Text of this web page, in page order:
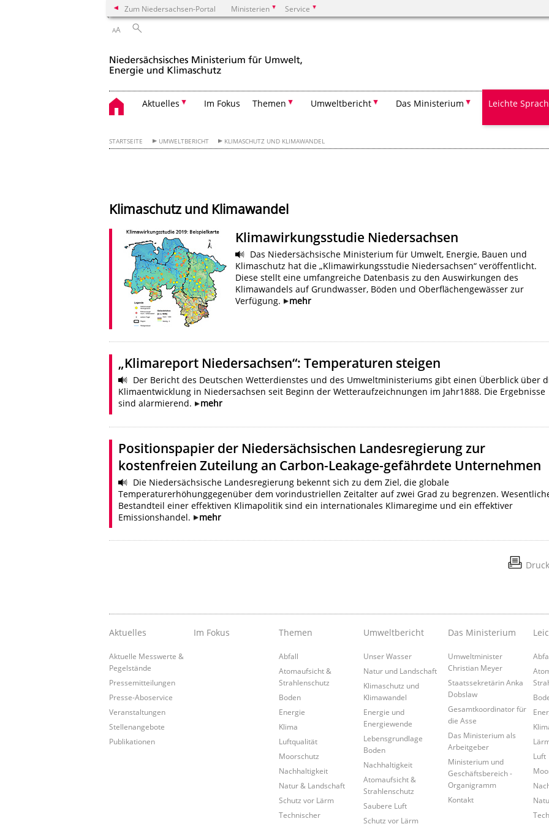
Zum Niedersachsen-Portal Ministerien Service
AA
Aktuelles Im Fokus Themen Umweltbericht Das Ministerium Leichte
STARTSEITE UMWELTBERICHT KLIMASCHUTZ UND KLIMAWANDEL
Klimaschutz und Klimawandel
Klimawirkungsstudie Niedersachsen
Das Niedersächsische Ministerium für Umwelt, Energie, Bauen und
Klimaschutz hat die „Klimawirkungsstudie Niedersachsen“ veröffentlicht.
Diese stellt eine umfangreiche Datenbasis zu den Auswirkungen des
Klimawandels auf Grundwasser, Böden und Oberflächengewässer zur
Verfügung.
mehr
„Klimareport Niedersachsen“: Temperaturen steigen
Der Bericht des Deutschen Wetterdienstes und des Umweltministeriums gibt einen Überblick über
Klimaentwicklung in Niedersachsen seit Beginn der Wetteraufzeichnungen im Jahr1888. Die Ergebnisse
sind alarmierend.
mehr
Positionspapier der Niedersächsischen Landesregierung zur
kostenfreien Zuteilung an Carbon-Leakage-gefährdete Unternehmen
Die Niedersächsische Landesregierung bekennt sich zu dem Ziel, die globale
Temperaturerhöhunggegenüber dem vorindustriellen Zeitalter auf zwei Grad zu begrenzen.
Bestandteil einer effektiven Klimapolitik sind ein internationales Klimaregime und ein effektiver
Emissionshandel.
mehr
Aktuelles
Aktuelle Messwerte &
Pegelstände
Pressemitteilungen
Presse-Aboservice
Veranstaltungen
Stellenangebote
Publikationen
Im Fokus Themen
Abfall
Atomaufsicht &
Strahlenschutz
Boden
Energie
Klima
Luftqualität
Moorschutz
Nachhaltigkeit
Natur & Landschaft
Schutz vor Lärm
Technischer
Umweltbericht
Unser Wasser
Natur und Landschaft
Klimaschutz und
Klimawandel
Energie und
Energiewende
Lebensgrundlage
Boden
Nachhaltigkeit
Atomaufsicht &
Strahlenschutz
Saubere Luft
Schutz vor Lärm
Das Ministerium
Umweltminister
Christian Meyer
Staatssekretärin Anka
Dobslaw
Gesamtkoordinator für
die Asse
Das Ministerium als
Arbeitgeber
Ministerium und
Geschäftsbereich -
Organigramm
Kontakt
Luft